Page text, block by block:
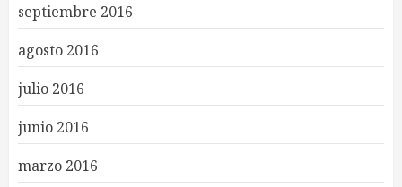
septiembre 2016
agosto 2016
julio 2016
junio 2016
marzo 2016